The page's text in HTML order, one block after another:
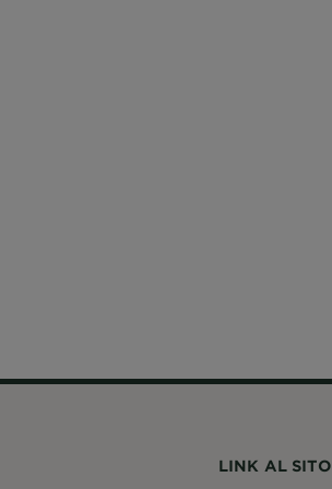
LINK AL SITO